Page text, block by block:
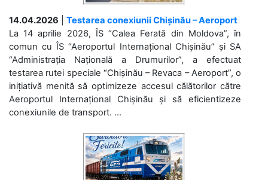
14.04.2026
Testarea conexiunii Chișinău – Aeroport
La 14 aprilie 2026, ÎS “Calea Ferată din Moldova”, în
comun cu ÎS “Aeroportul Internațional Chișinău” și SA
“Administrația Națională a Drumurilor”, a efectuat
testarea rutei speciale “Chișinău – Revaca – Aeroport”, o
inițiativă menită să optimizeze accesul călătorilor către
Aeroportul Internațional Chișinău și să eficientizeze
conexiunile de transport. ...